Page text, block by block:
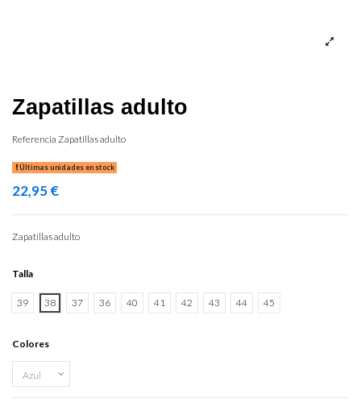
Zapatillas adulto
Referencia Zapatillas adulto
Últimas unidades en stock
22,95 €
Zapatillas adulto
Talla
39 38 37 36 40 41 42 43 44 45
Colores